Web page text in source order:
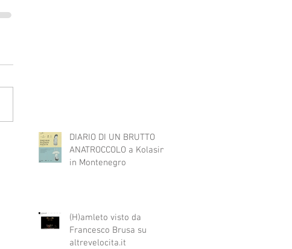
DIARIO DI UN BRUTTO
ANATROCCOLO a Kolasin
in Montenegro
(H)amleto visto da
Francesco Brusa su
altrevelocita.it